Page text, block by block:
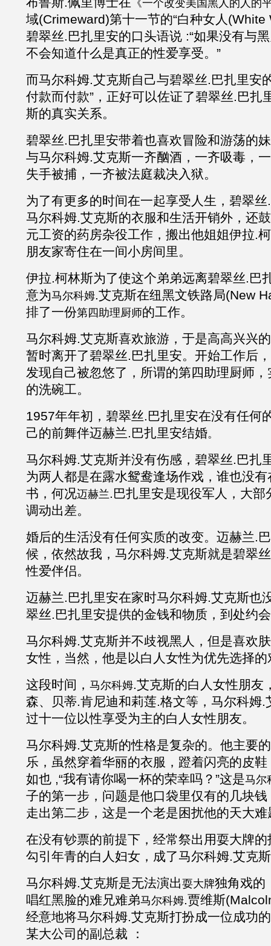
《一个改变美国黑人的人的
域(Crimeward)第十一节的“白种女人(White
碧翠丝.巴扎里安的口头语说 :“如果没有与
不会知道什么是真正的性爱享受。”
而马尔科姆.艾克斯自己与碧翠丝.巴扎里安
付款而付款”，正好可以佐证了碧翠丝.巴扎
斯的真实关系。
碧翠丝.巴扎里安带着也喜欢冒险和游荡的
与马尔科姆.艾克斯一齐酗酒，一齐吸毒，
失手被捕，一齐被法庭裁决入狱。
为了有更多的时间在一起享受人生，碧翠丝
马尔科姆.艾克斯的衣服和生活开销外，还
元工资的药房杂役工作，搬出他姐姐伊拉.
朋友家寄住在一间小房间里。
伊拉.柯林斯为了使这个弟弟远离碧翠丝.巴
意为马尔科姆.艾克斯在纽黑文铁路局(New
排了一份第四助理厨师的工作。
马尔科姆.艾克斯喜欢旅游，于是高高兴兴
暂时离开了碧翠丝.巴扎里安。开始工作后
发现自己被忽悠了，所谓的第四助理厨师
的洗碗工。
1957年年初，碧翠丝.巴扎里安在没有任何
己的前舞伴迈赫兰.巴扎里安结婚。
马尔科姆.艾克斯并没有伤感，碧翠丝.巴扎
为两人都是在露水鸳鸯逢场作戏，谁也没
书，何况迈赫兰.巴扎里安是现役军人，大
调动出差。
婚后的生活没有任何实质的改变。迈赫兰.
候，依然故我，马尔科姆.艾克斯就是碧翠丝
性爱伴侣。
迈赫兰.巴扎里安在家时马尔科姆.艾克斯也
翠丝.巴扎里安提供的金钱和物质，到处约
马尔科姆.艾克斯并不歧视黑人，但是喜欢
女性，当然，他是以白人女性为优先选择的
这段时间， 马尔科姆.艾克斯的白人女性朋友
森、贝蒂.肯尼迪和莉莲.格文等，马尔科姆.
过十一位以性享受为主的白人女性朋友。
马尔科姆.艾克斯的性格是复杂的。他主要
乐，虽然穿着华丽的衣服，蹬着闪亮的皮
如也 ,“我有请你喝一杯的荣幸吗？”这是马尔
子的第一步，问题是他口袋里仅有的几块
走出第二步，这是一个老是困扰他的天大难
在没有钞票的前提下，经常祭出用耍大牌
勾引年青的白人妇女，成了马尔科姆.艾克
马尔科姆.艾克斯是无法演出耍大牌独角戏的
唱红黑脸的难兄难弟马尔科姆.贾维斯
经意地将马尔科姆.艾克斯打扮成一位成功
某大公司的副总裁 ：